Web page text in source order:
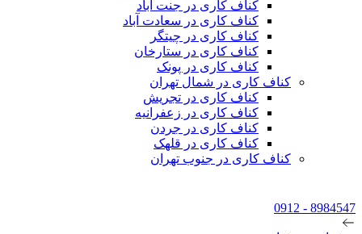
کناف کاری در جنت آباد
کناف کاری در سعادت آباد
کناف کاری در چیتگر
کناف کاری در ستارخان
کناف کاری در پونک
کناف کاری در شمال تهران
کناف کاری در تجریش
کناف کاری در زعفرانیه
کناف کاری در جردن
کناف کاری در قلهک
کناف کاری در جنوب تهران
8984547 - 0912